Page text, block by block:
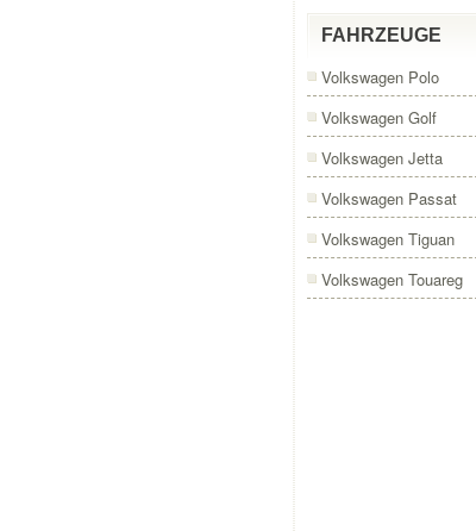
FAHRZEUGE
Volkswagen Polo
Volkswagen Golf
Volkswagen Jetta
Volkswagen Passat
Volkswagen Tiguan
Volkswagen Touareg